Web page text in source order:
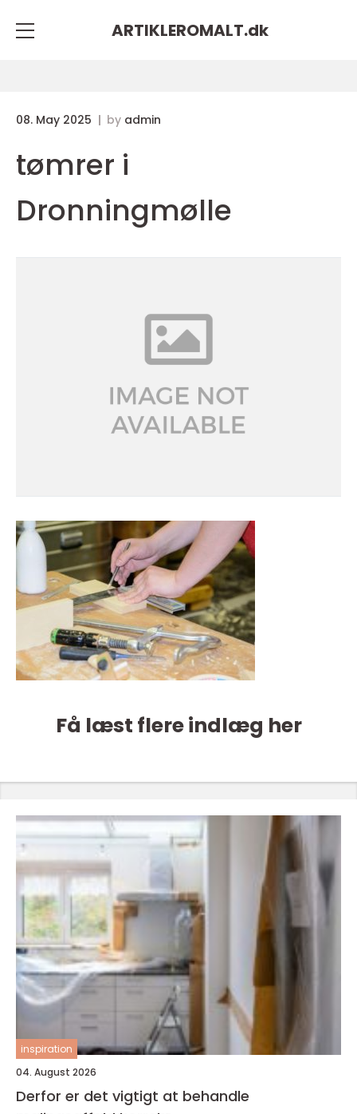
ARTIKLEROMALT.dk
08. May 2025 by admin
tømrer i
Dronningmølle
Få læst flere indlæg her
inspiration
04. August 2026
Derfor er det vigtigt at behandle